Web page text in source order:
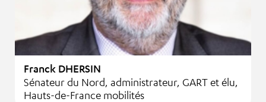
Franck DHERSIN
Sénateur du Nord, administrateur, GART et élu,
Hauts-de-France mobilités